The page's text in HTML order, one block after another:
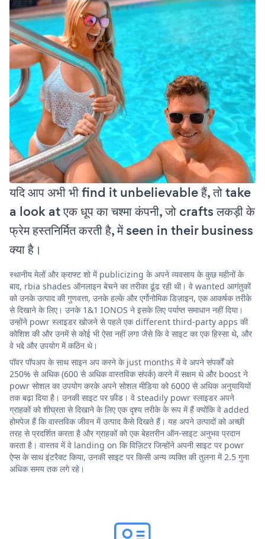
यदि आप अभी भी find it unbelievable हैं, तो take
a look at एक धूप का चश्मा कंपनी, जो crafts लकड़ी के
फ्रेम हस्तनिर्मित करती है, में seen in their business
क्या है।
स्थानीय मेलों और क्राफ्ट शो में publicizing के अपने व्यवसाय के कुछ महीनों के
बाद, rbia shades ऑनलाइन बेचने का तरीका ढूंढ रही थी। वे wanted आगंतुकों
को उनके उत्पाद की गुणवत्ता, उनके हल्के और एर्गोनोमिक डिज़ाइन, एक आकर्षक तरीके
से दिखाने के लिए। उनके 1&1 IONOS ने इसके लिए पर्याप्त समाधान नहीं दिया।
उन्होंने powr स्लाइडर खोजने से पहले एक different third-party apps की
कोशिश की और उनमें से कोई भी ऐसा नहीं लगा जैसे कि वे साइट का एक हिस्सा थे, और
वे भद्दे और उपयोग में कठिन थे।
पॉवर पॉपअप के साथ साइन अप करने के just months में वे अपने संपर्कों को
250% से अधिक (600 से अधिक वास्तविक संपर्क) करने में सक्षम थे और boost ने
powr सोशल का उपयोग करके अपने सोशल मीडिया को 6000 से अधिक अनुयायियों
तक बढ़ा दिया है। उनकी साइट पर फ़ीड। वे steadily powr स्लाइडर अपने
ग्राहकों को शीघ्रता से दिखाने के लिए एक दृश्य तरीके के रूप में हैं क्योंकि वे added
होमपेज हैं कि वास्तविक जीवन में उत्पाद कैसे दिखते हैं। यह अपने उत्पादों को अच्छी
तरह से प्रदर्शित करता है और ग्राहकों को एक बेहतरीन ऑन-साइट अनुभव प्रदान
करता है। वास्तव में वे landing on कि विज़िटर जिन्होंने अपनी साइट पर powr
ऐप्स के साथ इंटरैक्ट किया, उनकी साइट पर किसी अन्य व्यक्ति की तुलना में 2.5 गुना
अधिक समय तक लगे रहे।